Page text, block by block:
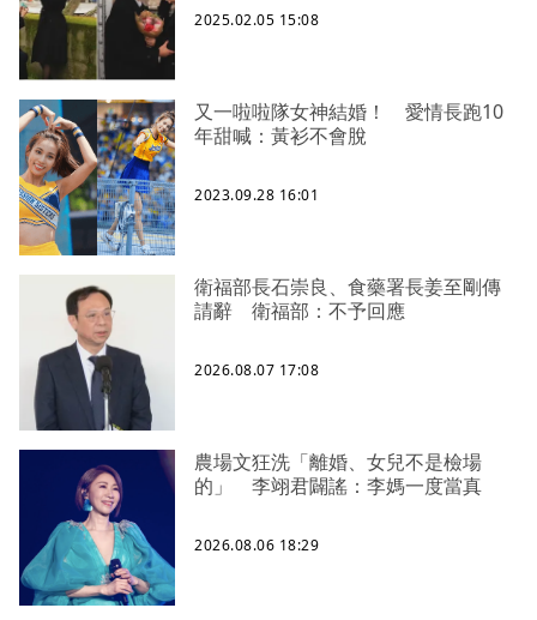
2025.02.05 15:08
又一啦啦隊女神結婚！ 愛情長跑10
年甜喊：黃衫不會脫
2023.09.28 16:01
衛福部長石崇良、食藥署長姜至剛傳
請辭 衛福部：不予回應
2026.08.07 17:08
農場文狂洗「離婚、女兒不是檢場
的」 李翊君闢謠：李媽一度當真
2026.08.06 18:29